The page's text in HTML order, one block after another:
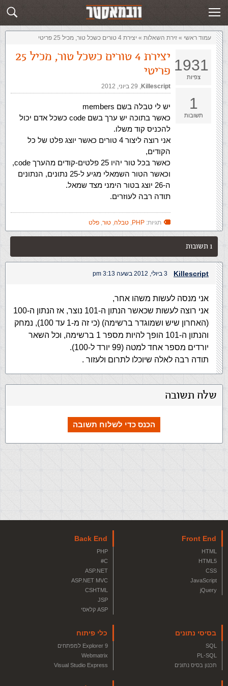
שלח תשובה זירת השאלות
עמוד ראשי » ‏זירת השאלות‏ » יצירת 4 טורים כשכל טור, מכיל 25 פריטי
1931
צפיות
1
תשובות
יצירת 4 טורים כשכל טור, מכיל 25
פריטי
Killescript
,‏ 29 ביוני, 2012
יש לי טבלה בשם members
כאשר בתוכה יש ערך בשם code כשכל אדם יכול
להכניס קוד משלו.
אני רוצה ליצור 4 טורים כאשר יוצג פלט של כל
הקודים,
כאשר בכל טור יהיו 25 פלטים-קודים מהערך code,
וכאשר הטור השמאלי מגיע ל-25 נתונים, הנתונים
ה-26 יוצג בטור הימני מצד שמאל.
תודה רבה לעוזרים.
תגיות: PHP
, טבלה, טור, פלט
1 תשובות
Killescript 3 ביולי, 2012 בשעה 3:13 pm
אני מנסה לעשות משהו אחר,
אני רוצה לעשות שכאשר הנתון ה-101 נוצר, אז הנתון ה-100
(האחרון שיש ושמוגדר ברשימה) (כי זה מ-1 עד 100), נמחק
והנתון ה-101 הופך להיות מספר 1 ברשימה, וכל השאר
יורדים מספר אחד למטה (99 יורד ל-100).
תודה רבה לאלה שיוכלו לתרום ולעזור .
שלח תשובה
הכנס כדי לשלוח תשובה
Front End
HTML
HTML5
CSS
JavaScript
jQuery
Back End
PHP
C#
ASP.NET
ASP.NET MVC
CSHTML
JSP
ASP קלאסי
בסיסי נתונים
SQL
PL-SQL
תכנון בסיס נתונים
כלי פיתוח
Explorer 9 למפתחים
Webmatrix
Visual Studio Express